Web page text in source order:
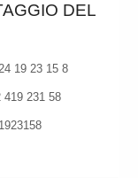
DEL
19 23 15 8
419 231 58